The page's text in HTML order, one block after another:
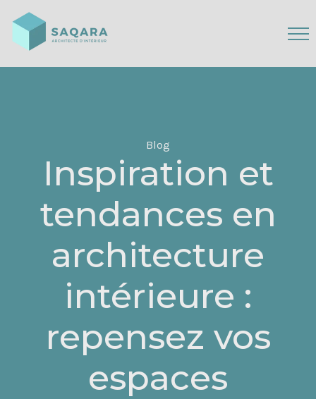
Blog
Inspiration et
tendances en
architecture
intérieure :
repensez vos
espaces